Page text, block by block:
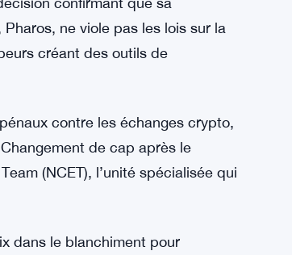
crypto et outils de
années. Les défenseurs des
de la vie privée, mais les
blockchain et membre de
confirmant que sa
ne viole pas les lois sur la